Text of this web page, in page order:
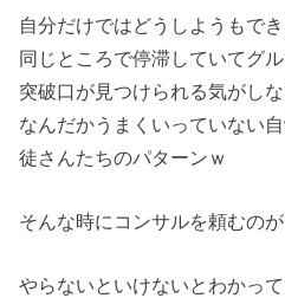
自分だけではどうしようもで
同じところで停滞していてグ
突破口が見つけられる気がし
なんだかうまくいっていない
徒さんたちのパターンｗ
そんな時にコンサルを頼むの
やらないといけないとわかっ